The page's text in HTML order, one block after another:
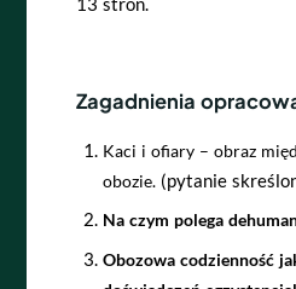
Zagadnienia
Kaci i ofiary – obraz
obozie. (pytanie
Na czym polega
Obozowa codzienność